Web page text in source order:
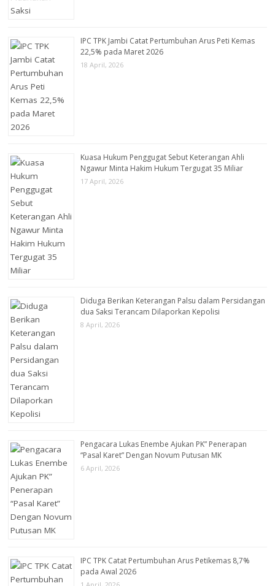
IPC TPK Jambi Catat Pertumbuhan Arus Peti Kemas
22,5% pada Maret 2026
18 April, 2026
Kuasa Hukum Penggugat Sebut Keterangan Ahli
Ngawur Minta Hakim Hukum Tergugat 35 Miliar
17 April, 2026
Diduga Berikan Keterangan Palsu dalam Persidangan
dua Saksi Terancam Dilaporkan Kepolisi
8 April, 2026
Pengacara Lukas Enembe Ajukan PK” Penerapan
“Pasal Karet” Dengan Novum Putusan MK
6 April, 2026
IPC TPK Catat Pertumbuhan Arus Petikemas 8,7%
pada Awal 2026